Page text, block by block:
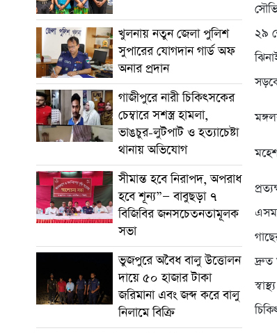
খুলনায় নতুন জেলা পুলিশ
সুপারের যোগদান গার্ড অফ
অনার প্রদান
গাজীপুরে নারী চিকিৎসকের
চেম্বারে সশস্ত্র হামলা,
ভাঙচুর-লুটপাট ও হত্যাচেষ্টা
থানায় অভিযোগ
সীমান্ত হবে নিরাপদ, অপরাধ
হবে শূন্য”— বাবুছড়া ৭
বিজিবির জনসচেতনতামূলক
সভা
ভুজপুরে অবৈধ বালু উত্তোলন
দায়ে ৫০ হাজার টাকা
জরিমানা এবং জব্দ করে বালু
নিলামে বিক্রি
২৯
দ্রুত